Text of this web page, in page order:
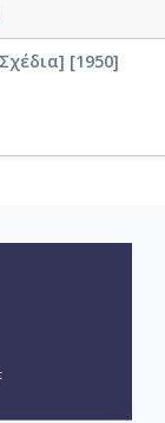
[1950]